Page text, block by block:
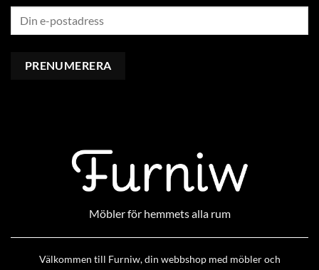
Möbler för hemmets alla rum
Välkommen till Furniw, din webbshop med möbler och